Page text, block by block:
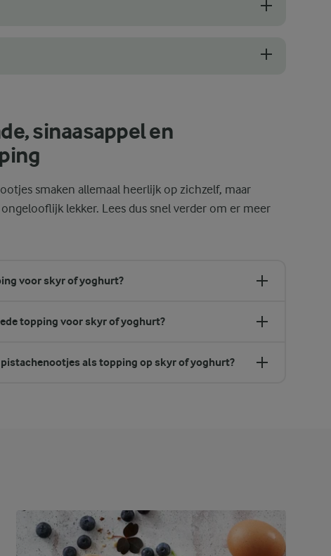
sinaasappel en
smaken allemaal heerlijk op zichzelf, maar
lekker. Lees dus snel verder om er meer
voor skyr of yoghurt?
topping voor skyr of yoghurt?
als topping op skyr of yoghurt?